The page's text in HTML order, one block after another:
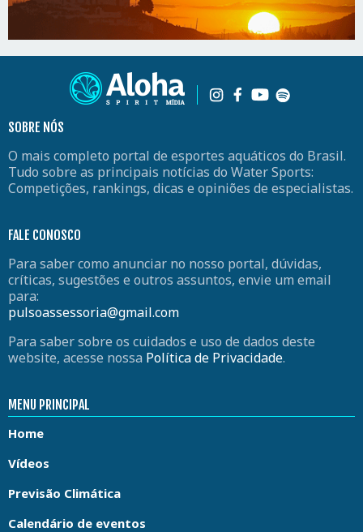
SOBRE NÓS
O mais completo portal de esportes aquáticos do Brasil.
Tudo sobre as principais notícias do Water Sports:
Competições, rankings, dicas e opiniões de especialistas.
FALE CONOSCO
Para saber como anunciar no nosso portal, dúvidas,
críticas, sugestões e outros assuntos, envie um email
para:
pulsoassessoria@gmail.com
Para saber sobre os cuidados e uso de dados deste
website, acesse nossa Política de Privacidade.
MENU PRINCIPAL
Home
Vídeos
Previsão Climática
Calendário de eventos